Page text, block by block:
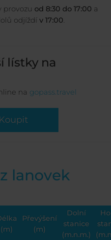
provozu od 8:30 do 17:00 a
odjíždí v 17:00.
lístky na
na gopass.travel
Koupit
lanovek
(m)
Převýšení
(m)
Dolní
stanice
(m.n.m.)